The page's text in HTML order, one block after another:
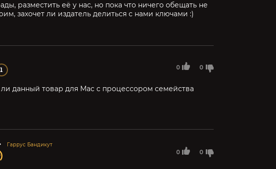
разместить её у нас, но пока что ничего обещать не
захочет ли издатель делиться с нами ключами :)
1 0 0
данный товар для Mac с процессором семейства
Гаррус Бандикут
0 0